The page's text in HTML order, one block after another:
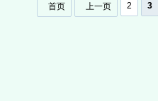
首页 上一页 2 3